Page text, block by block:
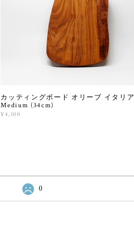
カッティングボード オリーブ イタリア
Medium (34cm)
¥4,100
0